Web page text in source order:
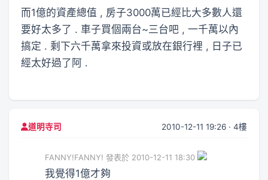
而1億的資產總值 , 房子3000萬已經比大多數人還
要好太多了 . 車子買個兩台~三台吧 , 一千萬以內
搞定 . 剩下六千萬拿來投資或放在銀行裡 , 日子已
經太好過了阿 .
道明寺司 2010-12-11 19:26 · 4樓
FANNY!FANNY! 發表於 2010-12-11 18:30
我覺得1億才夠